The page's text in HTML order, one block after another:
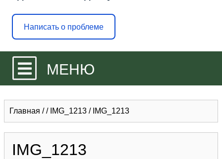
Написать о проблеме
МЕНЮ
Главная // IMG_1213 / IMG_1213
IMG_1213